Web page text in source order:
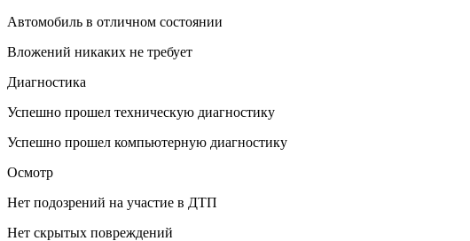
Автомобиль в отличном состоянии
Вложений никаких не требует
Диагностика
Успешно прошел техническую диагностику
Успешно прошел компьютерную диагностику
Осмотр
Нет подозрений на участие в ДТП
Нет скрытых повреждений